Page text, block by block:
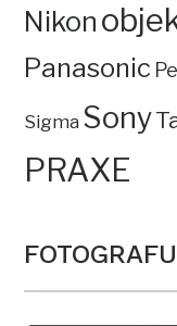
Nikon
Panasonic
Sigma Sony
PRAXE